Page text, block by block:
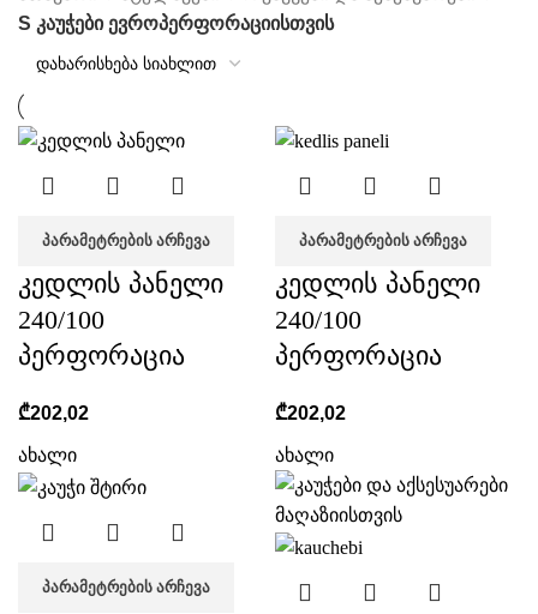
S კაუჭები ევროპერფორაციისთვის
ᲞᲐᲠᲐᲛᲔᲢᲠᲔᲑᲘᲡ ᲐᲠᲩᲔᲕᲐ
კედლის პანელი
240/100
პერფორაცია
₾202,02
ᲞᲐᲠᲐᲛᲔᲢᲠᲔᲑᲘᲡ ᲐᲠᲩᲔᲕᲐ
კედლის პანელი
240/100
პერფორაცია
₾202,02
ახალი
ᲞᲐᲠᲐᲛᲔᲢᲠᲔᲑᲘᲡ ᲐᲠᲩᲔᲕᲐ
ახალი